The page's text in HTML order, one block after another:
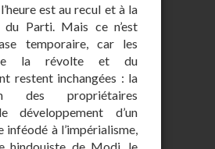
est au recul et à la
Parti. Mais ce n’est
temporaire, car les
la révolte et du
restent inchangées : la
des propriétaires
développement d’un
inféodé à l’impérialisme,